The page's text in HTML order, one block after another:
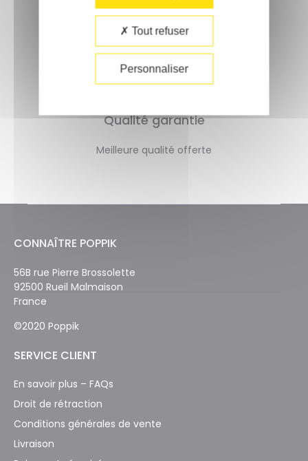
Un délai de 72h
Qualité garantie
Meilleure qualité offerte
CONNAÎTRE POPPIK
56B rue Pierre Brossolette
92500 Rueil Malmaison
France
©2020 Poppik
SERVICE CLIENT
En savoir plus – FAQs
Droit de rétraction
Conditions générales de vente
Livraison
Tout refuser
Personnaliser